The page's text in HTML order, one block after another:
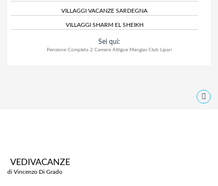
VILLAGGI VACANZE SARDEGNA
VILLAGGI SHARM EL SHEIKH
Sei qui:
Pensione Completa 2 Camere Attigue Mangias Club Lipari
VEDIVACANZE
di Vincenzo Di Grado